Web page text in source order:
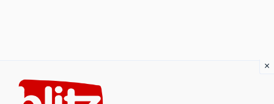
content
×